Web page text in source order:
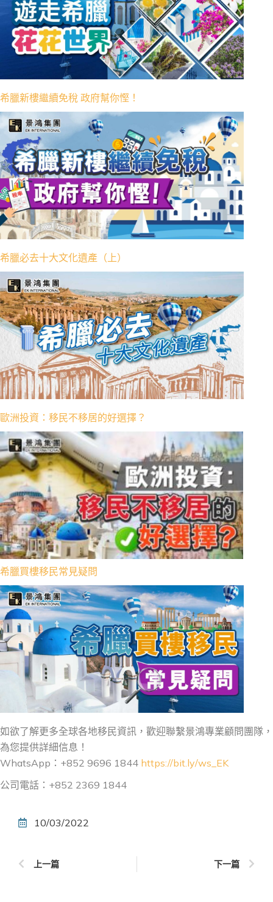
希臘新樓繼續免稅 政府幫你慳！
希臘必去十大文化遺產（上）
歐洲投資：移民不移居的好選擇？
希臘買樓移民常見疑問
如欲了解更多全球各地移民資訊，歡迎聯繫景鴻專業顧問團隊，
為您提供詳細信息！
WhatsApp：+852 9696 1844 https://bit.ly/ws_EK
公司電話：+852 2369 1844
10/03/2022
上一篇 下一篇